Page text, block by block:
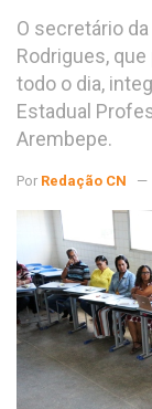
O secretário
Rodrigues,
todo o dia,
Estadual
Arembepe.
Por Redação CN